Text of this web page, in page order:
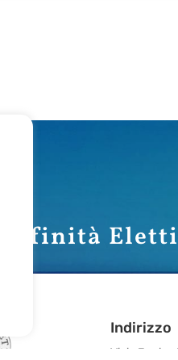
Indirizzo
Viale Regina